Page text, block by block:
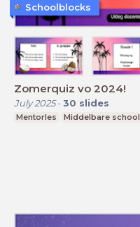
Zomerquiz vo 2024!
July 2025- 30 slides
Mentorles Middelbare school
Schoolblocks